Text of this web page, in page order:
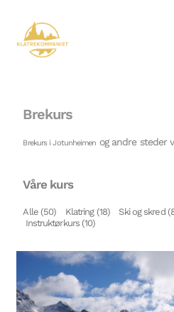
Brekurs
Brekurs i Jotunheimen og andre steder
Våre kurs
Alle (50) Klatring (18) Ski og skred
Instruktørkurs (10)